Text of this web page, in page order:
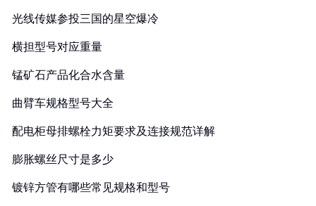
光线传媒参投三国的星空爆冷
横担型号对应重量
锰矿石产品化合水含量
曲臂车规格型号大全
配电柜母排螺栓力矩要求及连接规范详解
膨胀螺丝尺寸是多少
镀锌方管有哪些常见规格和型号